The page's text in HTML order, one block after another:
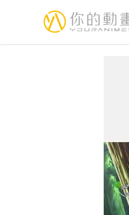
YourAnimes 你的動